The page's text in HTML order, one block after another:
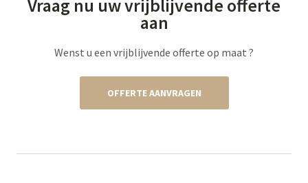
Vraag nu uw vrijblijvende offerte
aan
Wenst u een vrijblijvende offerte op maat ?
OFFERTE AANVRAGEN